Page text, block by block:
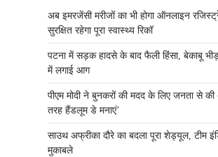
अब इमरजेंसी मरीजों का भी होगा ऑनलाइन
सुरक्षित रहेगा पूरा स्वास्थ्य रिकॉ
पटना में सड़क हादसे के बाद फैली हिंसा, बेकाबू
में लगाई आग
पीएम मोदी ने बुनकरों की मदद के लिए जनता से
तरह हैंडलूम डे मनाएं’
साउथ अफ्रीका दौरे का बदला पूरा शेड्यूल, टीम
मुकाबले